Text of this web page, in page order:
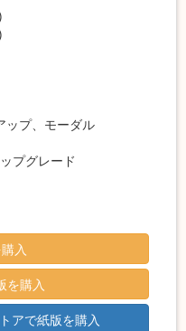
ップ、モーダル
プグレード
入
を購入
アで紙版を購入